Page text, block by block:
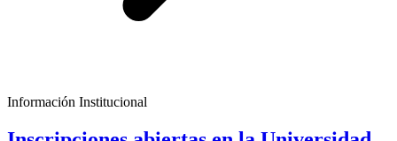
Información Institucional